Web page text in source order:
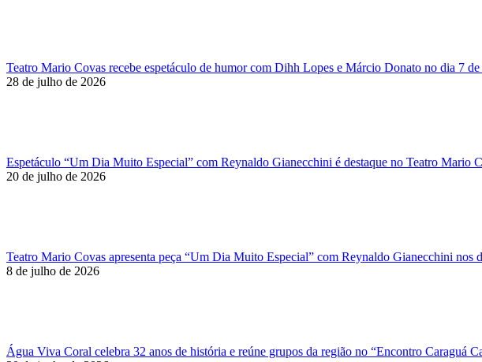
Teatro Mario Covas recebe espetáculo de humor com Dihh Lopes e Márcio Donato no dia 7 de
28 de julho de 2026
Espetáculo “Um Dia Muito Especial” com Reynaldo Gianecchini é destaque no Teatro Mario
20 de julho de 2026
Teatro Mario Covas apresenta peça “Um Dia Muito Especial” com Reynaldo Gianecchini nos
8 de julho de 2026
Água Viva Coral celebra 32 anos de história e reúne grupos da região no “Encontro Caraguá